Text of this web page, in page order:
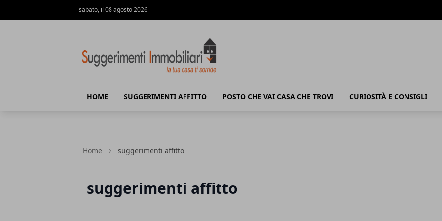
sabato, il 08 agosto 2026
HOME SUGGERIMENTI AFFITTO POSTO CHE VAI CASA CHE TROVI CURIOSITÀ E CONSIGLI
Home suggerimenti affitto
suggerimenti affitto